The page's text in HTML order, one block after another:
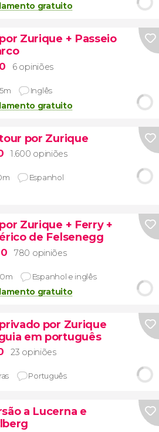
gratuito
Zurique + Passeio
6 opiniões
Inglês
gratuito
por Zurique
1.600 opiniões
Espanhol
Zurique + Ferry +
de Felsenegg
780 opiniões
Espanhol e inglês
gratuito
por Zurique
em português
23 opiniões
Português
a Lucerna e